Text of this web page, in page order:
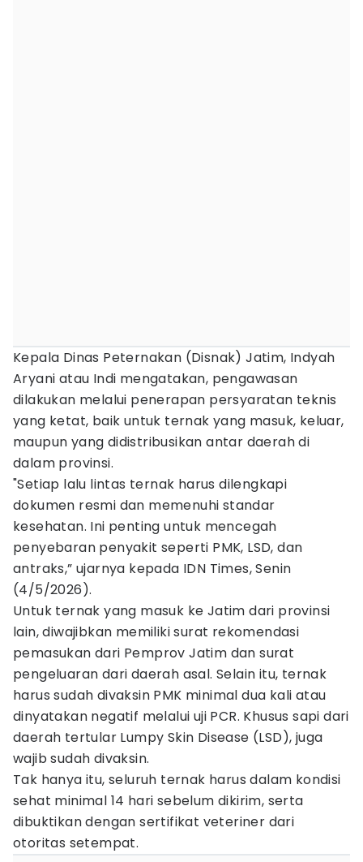
Kepala Dinas Peternakan (Disnak) Jatim, Indyah
Aryani atau Indi mengatakan, pengawasan
dilakukan melalui penerapan persyaratan teknis
yang ketat, baik untuk ternak yang masuk, keluar,
maupun yang didistribusikan antar daerah di
dalam provinsi.
"Setiap lalu lintas ternak harus dilengkapi
dokumen resmi dan memenuhi standar
kesehatan. Ini penting untuk mencegah
penyebaran penyakit seperti PMK, LSD, dan
antraks,” ujarnya kepada IDN Times, Senin
(4/5/2026).
Untuk ternak yang masuk ke Jatim dari provinsi
lain, diwajibkan memiliki surat rekomendasi
pemasukan dari Pemprov Jatim dan surat
pengeluaran dari daerah asal. Selain itu, ternak
harus sudah divaksin PMK minimal dua kali atau
dinyatakan negatif melalui uji PCR. Khusus sapi dari
daerah tertular Lumpy Skin Disease (LSD), juga
wajib sudah divaksin.
Tak hanya itu, seluruh ternak harus dalam kondisi
sehat minimal 14 hari sebelum dikirim, serta
dibuktikan dengan sertifikat veteriner dari
otoritas setempat.